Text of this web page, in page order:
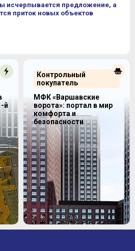
исчерпывается предложение, а
приток новых объектов
Контрольный
покупатель
МФК «Варшавские
ворота»: портал в мир
комфорта и
безопасности
й